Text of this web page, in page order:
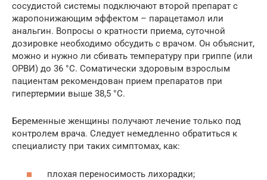
сосудистой системы подключают второй препарат с
жаропонижающим эффектом – парацетамол или
анальгин. Вопросы о кратности приема, суточной
дозировке необходимо обсудить с врачом. Он объяснит,
можно и нужно ли сбивать температуру при гриппе (или
ОРВИ) до 36 °C. Соматически здоровым взрослым
пациентам рекомендован прием препаратов при
гипертермии выше 38,5 °C.
Беременные женщины получают лечение только под
контролем врача. Следует немедленно обратиться к
специалисту при таких симптомах, как:
плохая переносимость лихорадки;